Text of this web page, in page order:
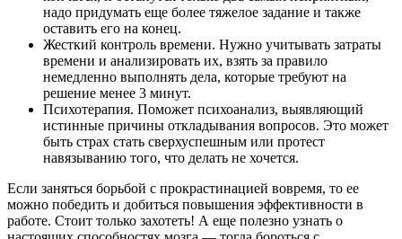
надо придумать еще более тяжелое задание и также
оставить его на конец.
Жесткий контроль времени. Нужно учитывать затраты
времени и анализировать их, взять за правило
немедленно выполнять дела, которые требуют на
решение менее 3 минут.
Психотерапия. Поможет психоанализ, выявляющий
истинные причины откладывания вопросов. Это может
быть страх стать сверхуспешным или протест
навязыванию того, что делать не хочется.
Если заняться борьбой с прокрастинацией вовремя, то ее
можно победить и добиться повышения эффективности в
работе. Стоит только захотеть! А еще полезно узнать о